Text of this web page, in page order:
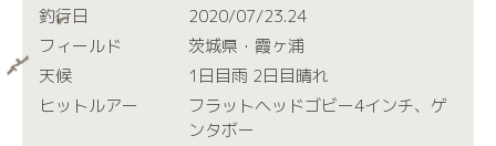
釣行日
2020/07/23.24
フィールド
茨城県・霞ヶ浦
天候
1日目雨 2日目晴れ
ヒットルアー
フラットヘッドゴビー4インチ、ゲ
ンタボー